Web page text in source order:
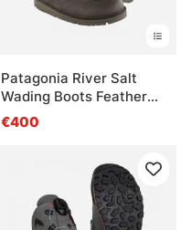
Patagonia River Salt
Wading Boots Feather
Grey
€400